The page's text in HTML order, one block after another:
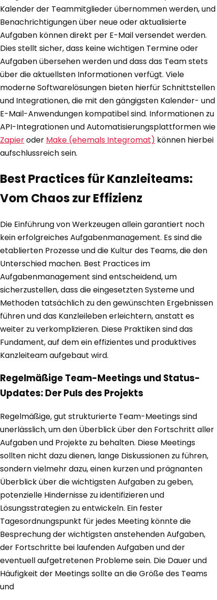
Kalender der Teammitglieder übernommen werden, und
Benachrichtigungen über neue oder aktualisierte
Aufgaben können direkt per E-Mail versendet werden.
Dies stellt sicher, dass keine wichtigen Termine oder
Aufgaben übersehen werden und dass das Team stets
über die aktuellsten Informationen verfügt. Viele
moderne Softwarelösungen bieten hierfür Schnittstellen
und Integrationen, die mit den gängigsten Kalender- und
E-Mail-Anwendungen kompatibel sind. Informationen zu
API-Integrationen und Automatisierungsplattformen wie
Zapieroder Make (ehemals Integromat) können hierbei
aufschlussreich sein.
Best Practices für Kanzleiteams:
Vom Chaos zur Effizienz
Die Einführung von Werkzeugen allein garantiert noch
kein erfolgreiches Aufgabenmanagement. Es sind die
etablierten Prozesse und die Kultur des Teams, die den
Unterschied machen. Best Practices im
Aufgabenmanagement sind entscheidend, um
sicherzustellen, dass die eingesetzten Systeme und
Methoden tatsächlich zu den gewünschten Ergebnissen
führen und das Kanzleileben erleichtern, anstatt es
weiter zu verkomplizieren. Diese Praktiken sind das
Fundament, auf dem ein effizientes und produktives
Kanzleiteam aufgebaut wird.
Regelmäßige Team-Meetings und Status-
Updates: Der Puls des Projekts
Regelmäßige, gut strukturierte Team-Meetings sind
unerlässlich, um den Überblick über den Fortschritt aller
Aufgaben und Projekte zu behalten. Diese Meetings
sollten nicht dazu dienen, lange Diskussionen zu führen,
sondern vielmehr dazu, einen kurzen und prägnanten
Überblick über die wichtigsten Aufgaben zu geben,
potenzielle Hindernisse zu identifizieren und
Lösungsstrategien zu entwickeln. Ein fester
Tagesordnungspunkt für jedes Meeting könnte die
Besprechung der wichtigsten anstehenden Aufgaben,
der Fortschritte bei laufenden Aufgaben und der
eventuell aufgetretenen Probleme sein. Die Dauer und
Häufigkeit der Meetings sollte an die Größe des Teams
und